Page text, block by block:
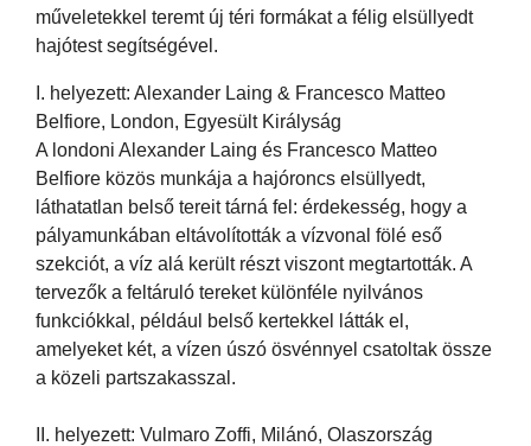
műveletekkel teremt új téri formákat a félig elsüllyedt
hajótest segítségével.
I. helyezett: Alexander Laing & Francesco Matteo
Belfiore, London, Egyesült Királyság
A londoni Alexander Laing és Francesco Matteo
Belfiore közös munkája a hajóroncs elsüllyedt,
láthatatlan belső tereit tárná fel: érdekesség, hogy a
pályamunkában eltávolították a vízvonal fölé eső
szekciót, a víz alá került részt viszont megtartották. A
tervezők a feltáruló tereket különféle nyilvános
funkciókkal, például belső kertekkel látták el,
amelyeket két, a vízen úszó ösvénnyel csatoltak össze
a közeli partszakasszal.
II. helyezett: Vulmaro Zoffi, Milánó, Olaszország